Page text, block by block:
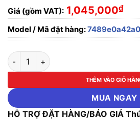
Giá (gồm VAT): 1,045,000₫
Model / Mã đặt hàng:
BỘ ĐÈN LẮP NỔI HOẶC TREO
THÊM VÀO GIỎ
MUA NGAY
HỖ TRỢ ĐẶT HÀNG/BÁO GIÁ